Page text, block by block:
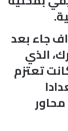
جاء بعد
الذي
تعتزم